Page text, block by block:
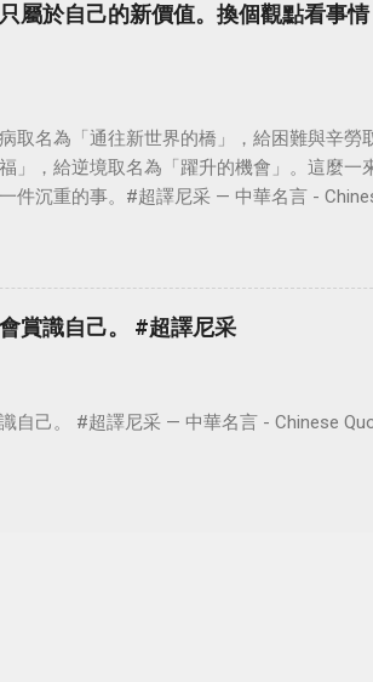
屬於自己的新價值。換個觀點看事
取名為「通往新世界的橋」，給困難與辛
」，給逆境取名為「躍升的機會」。這麼
件沉重的事。#超譯尼采 — 中華名言 -
賞識自己。 #超譯尼采
自己。 #超譯尼采 — 中華名言 - Chinese